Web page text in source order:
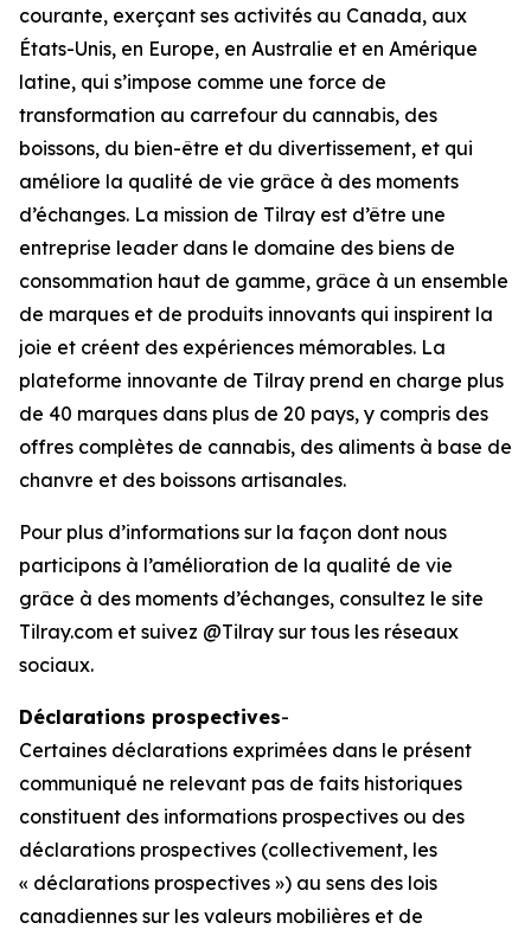
courante, exerçant ses activités au Canada, aux
États-Unis, en Europe, en Australie et en Amérique
latine, qui s’impose comme une force de
transformation au carrefour du cannabis, des
boissons, du bien-être et du divertissement, et qui
améliore la qualité de vie grâce à des moments
d’échanges. La mission de Tilray est d’être une
entreprise leader dans le domaine des biens de
consommation haut de gamme, grâce à un ensemble
de marques et de produits innovants qui inspirent la
joie et créent des expériences mémorables. La
plateforme innovante de Tilray prend en charge plus
de 40 marques dans plus de 20 pays, y compris des
offres complètes de cannabis, des aliments à base de
chanvre et des boissons artisanales.
Pour plus d’informations sur la façon dont nous
participons à l’amélioration de la qualité de vie
grâce à des moments d’échanges, consultez le site
Tilray.com et suivez @Tilray sur tous les réseaux
sociaux.
Déclarations prospectives-
Certaines déclarations exprimées dans le présent
communiqué ne relevant pas de faits historiques
constituent des informations prospectives ou des
déclarations prospectives (collectivement, les
« déclarations prospectives ») au sens des lois
canadiennes sur les valeurs mobilières et de